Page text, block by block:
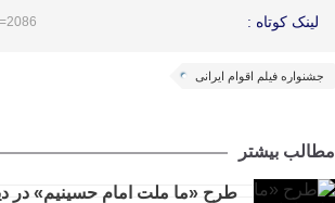
لینک کوتاه :
جشنواره فیلم اقوام ایرانی
مطالب بیشتر
طرح «ما ملت امام حسینیم» در